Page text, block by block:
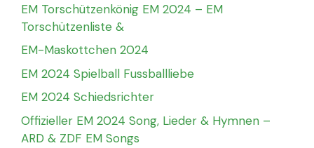
EM Torschützenkönig EM 2024 – EM
Torschützenliste &
EM-Maskottchen 2024
EM 2024 Spielball Fussballliebe
EM 2024 Schiedsrichter
Offizieller EM 2024 Song, Lieder & Hymnen –
ARD & ZDF EM Songs